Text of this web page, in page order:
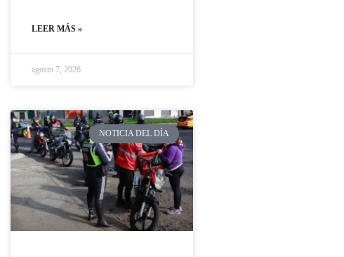
LEER MÁS »
agosto 7, 2026
NOTICIA DEL DÍA